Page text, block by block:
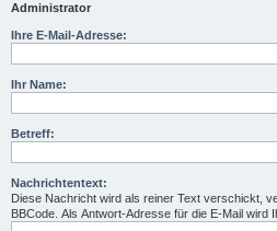
Administrator
Ihre E-Mail-Adresse:
Ihr Name:
Betreff:
Nachrichtentext:
Diese Nachricht wird als reiner Text verschickt,
BBCode. Als Antwort-Adresse für die E-Mail wird